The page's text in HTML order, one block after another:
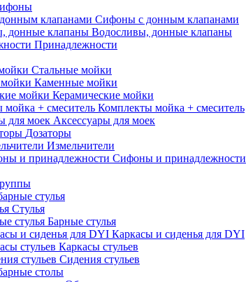
Сифоны с донным клапанами
Водосливы, донные клапаны
Принадлежности
Стальные мойки
Каменные мойки
Керамические мойки
Комплекты мойка + смеситель
Аксессуары для моек
Дозаторы
Измельчители
Сифоны и принадлежности
стулья
Стулья
Барные стулья
Каркасы и сиденья для DYI
Каркасы стульев
Сидения стульев
столы